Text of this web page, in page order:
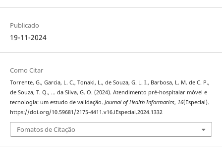
Publicado
19-11-2024
Como Citar
Torrente, G., Garcia, L. C., Tonaki, L., de Souza, G. L. I., Barbosa, L. M. de C. P.,
de Souza, T. Q., … da Silva, G. O. (2024). Atendimento pré-hospitalar móvel e
tecnologia: um estudo de validação. Journal of Health Informatics, 16(Especial).
https://doi.org/10.59681/2175-4411.v16.iEspecial.2024.1332
Fomatos de Citação